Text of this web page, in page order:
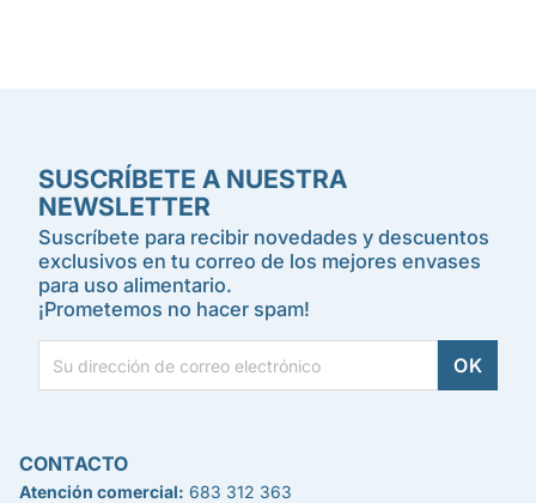
SUSCRÍBETE A NUESTRA
NEWSLETTER
Suscríbete para recibir novedades y descuentos
exclusivos en tu correo de los mejores envases
para uso alimentario.
¡Prometemos no hacer spam!
CONTACTO
Atención comercial: 683 312 363